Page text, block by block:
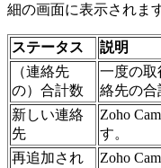
細の画面に表示されます
ステータス
説明
（連絡先
の）合計数
一度の取
絡先の合
新しい連絡
先
Zoho
す。
再追加され
Zoho